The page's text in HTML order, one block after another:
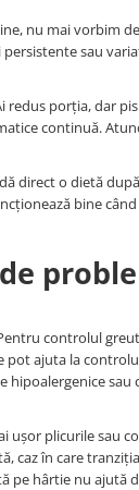
nu mai vorbim
sau
porția, dar
continuă.
direct o dietă
bine
controlul
ajuta la
ușor plicurile sau
caz în care
pe hârtie nu ajută